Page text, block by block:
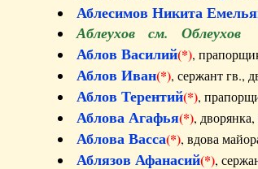
Аблесимов Никита
Аблеухов см. Облеухов
Аблов Василий(*),
Аблов Иван(*), сержант
Аблов Терентий(*),
Аблова Агафья(*),
Аблова Васса(*), вдова
Аблязов Афанасий(*),